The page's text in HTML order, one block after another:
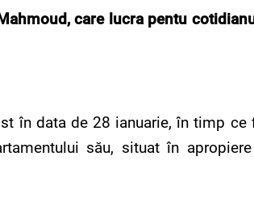
care lucra pentu
în data de 28 ianuarie, în timp
său, situat în